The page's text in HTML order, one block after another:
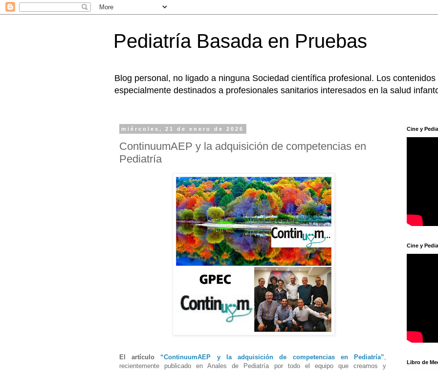
Pediatría Basada en Pruebas
Blog personal, no ligado a ninguna Sociedad científica profesional. Los
especialmente destinados a profesionales sanitarios interesados en la salud
miércoles, 21 de enero de 2026
ContinuumAEP y la adquisición de competencias en
Pediatría
El artículo “ContinuumAEP y la adquisición de competencias en Pediatría”
recientemente publicado en Anales de Pediatría por todo el equipo que creamos y
Cine y
Cine y
Libro de